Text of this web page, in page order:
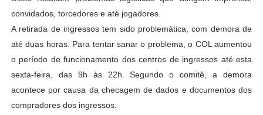
convidados, torcedores e até jogadores.
A retirada de ingressos tem sido problemática, com demora de
até duas horas. Para tentar sanar o problema, o COL aumentou
o período de funcionamento dos centros de ingressos até esta
sexta-feira, das 9h às 22h. Segundo o comitê, a demora
acontece por causa da checagem de dados e documentos dos
compradores dos ingressos.